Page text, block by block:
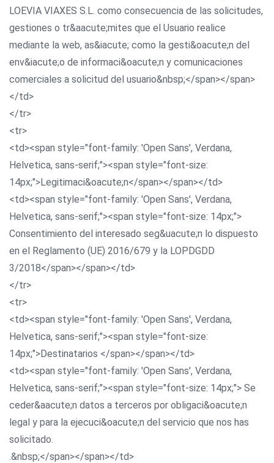
LOEVIA VIAXES S.L. como consecuencia de las solicitudes,
gestiones o tr&aacute;mites que el Usuario realice
mediante la web, as&iacute; como la gesti&oacute;n del
env&iacute;o de informaci&oacute;n y comunicaciones
comerciales a solicitud del usuario&nbsp;</span></span>
</td>
</tr>
<tr>
<td><span style="font-family: 'Open Sans', Verdana,
Helvetica, sans-serif;"><span style="font-size:
14px;">Legitimaci&oacute;n</span></span></td>
<td><span style="font-family: 'Open Sans', Verdana,
Helvetica, sans-serif;"><span style="font-size: 14px;">
Consentimiento del interesado seg&uacute;n lo dispuesto
en el Reglamento (UE) 2016/679 y la LOPDGDD
3/2018</span></span></td>
</tr>
<tr>
<td><span style="font-family: 'Open Sans', Verdana,
Helvetica, sans-serif;"><span style="font-size:
14px;">Destinatarios </span></span></td>
<td><span style="font-family: 'Open Sans', Verdana,
Helvetica, sans-serif;"><span style="font-size: 14px;"> Se
ceder&aacute;n datos a terceros por obligaci&oacute;n
legal y para la ejecuci&oacute;n del servicio que nos has
solicitado.
.&nbsp;</span></span></td>